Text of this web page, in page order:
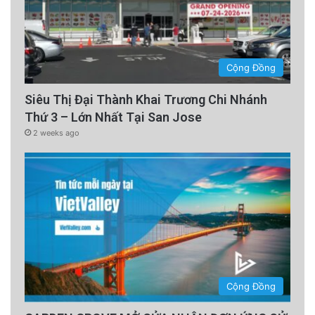
advertisement
Nhiều thông tin hơn không phải lúc nào cũng
làm tăng giá trị. Trên thực tế, quá nhiều chi
tiết có thể làm giảm tác động của thông điệp
Cộng Đồng
Siêu Thị Đại Thành Khai Trương Chi Nhánh
Thứ 3 – Lớn Nhất Tại San Jose
2 weeks ago
Cộng Đồng